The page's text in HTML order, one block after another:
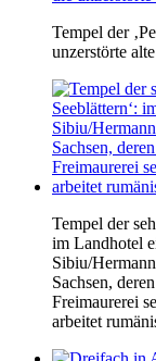
Tempel der
unzerstörte
Tempel der
im Landhotel
Sibiu/
Sachsen,
Freimaurerei
arbeitet